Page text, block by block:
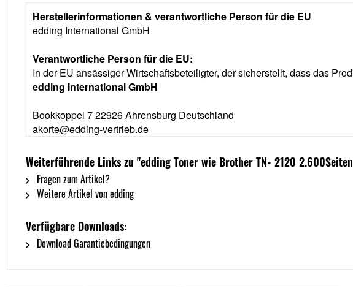
Herstellerinformationen & verantwortliche Person für die EU
edding International GmbH
Verantwortliche Person für die EU:
In der EU ansässiger Wirtschaftsbeteiligter, der sicherstellt, dass das
edding International GmbH
Bookkoppel 7 22926 Ahrensburg Deutschland
akorte@edding-vertrieb.de
Weiterführende Links zu "edding Toner wie Brother TN- 2120
Fragen zum Artikel?
Weitere Artikel von edding
Verfügbare Downloads:
Download Garantiebedingungen